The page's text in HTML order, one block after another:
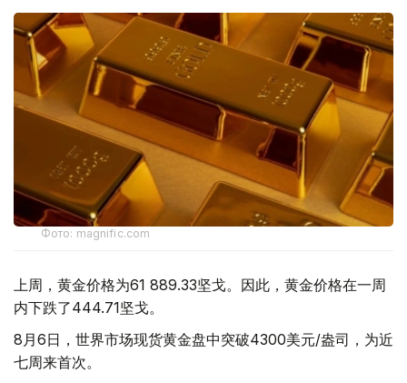
Фото: magnific.com
上周，黄金价格为61 889.33坚戈。因此，黄金价格在一周
内下跌了444.71坚戈。
8月6日，世界市场现货黄金盘中突破4300美元/盎司，为近
七周来首次。